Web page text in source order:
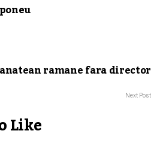
ramane fara director
Next Post
Like